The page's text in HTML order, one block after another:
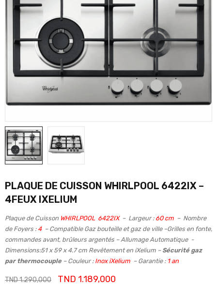
PLAQUE DE CUISSON WHIRLPOOL 6422IX –
4FEUX IXELIUM
Plaque de Cuisson WHIRLPOOL 6422IX – Largeur :60 cm – Nombre
de Foyers :4 – Compatible Gaz bouteille et gaz de ville –Grilles en fonte,
commandes avant, brûleurs argentés – Allumage Automatique -
Dimensions:51 x 59 x 4.7 cm Revêtement en iXelium – Sécurité gaz
par thermocouple – Couleur :Inox iXelium – Garantie :1 an
TND1.290,000 TND 1.189,000